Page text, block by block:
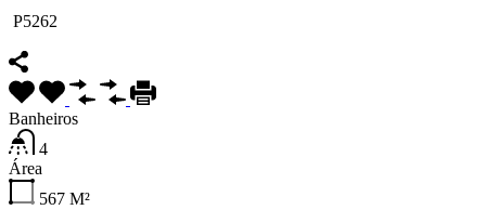
P5262
Banheiros
4
Área
567 M²